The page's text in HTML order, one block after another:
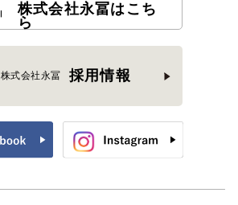
株式会社永冨はこち
ら
株式会社永冨 採用情報